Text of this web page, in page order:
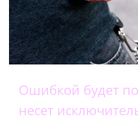
Ошибкой будет
несет